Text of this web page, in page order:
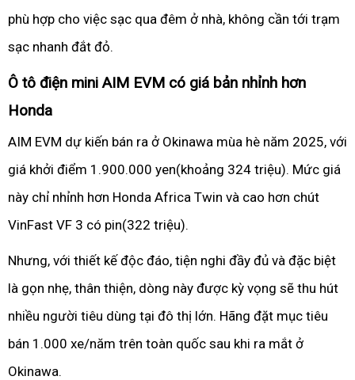
phù hợp cho việc sạc qua đêm ở nhà, không cần tới trạm
sạc nhanh đắt đỏ.
Ô tô điện mini AIM EVM có giá bản nhỉnh hơn
Honda
AIM EVM dự kiến bán ra ở Okinawa mùa hè năm 2025, với
giá khởi điểm 1.900.000 yen(khoảng 324 triệu). Mức giá
này chỉ nhỉnh hơn Honda Africa Twin và cao hơn chút
VinFast VF 3 có pin(322 triệu).
Nhưng, với thiết kế độc đáo, tiện nghi đầy đủ và đặc biệt
là gọn nhẹ, thân thiện, dòng này được kỳ vọng sẽ thu hút
nhiều người tiêu dùng tại đô thị lớn. Hãng đặt mục tiêu
bán 1.000 xe/năm trên toàn quốc sau khi ra mắt ở
Okinawa.